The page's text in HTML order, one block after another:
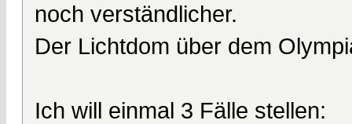
noch verständlicher.
Der Lichtdom über dem
Ich will einmal 3 Fälle stellen: